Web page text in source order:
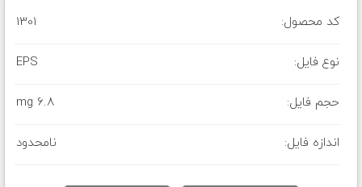
کد محصول: 1301
نوع فایل: EPS
حجم فایل: 6.8 mg
اندازه فایل: نامحدود